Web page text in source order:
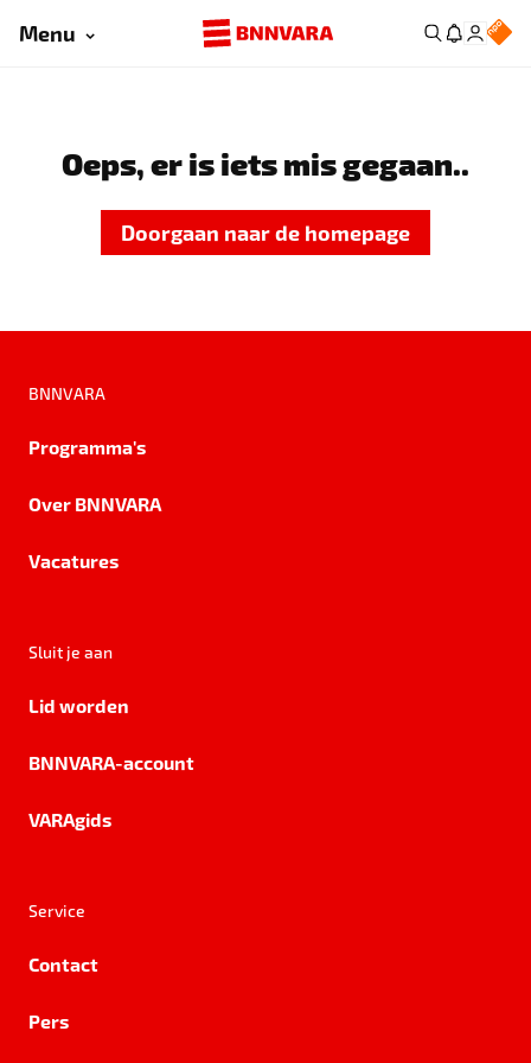
Menu
Oeps, er is iets mis gegaan..
Doorgaan naar de homepage
BNNVARA
Programma's
Over BNNVARA
Vacatures
Sluit je aan
Lid worden
BNNVARA-account
VARAgids
Service
Contact
Pers